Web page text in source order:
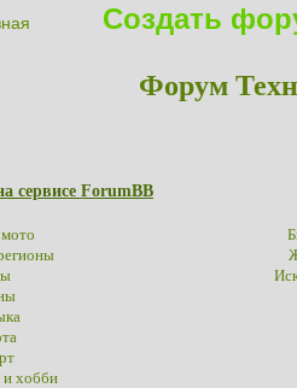
Создать
Форум
сервисе ForumBB
и хобби